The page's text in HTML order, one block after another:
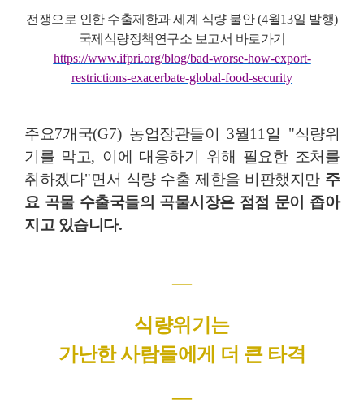
전쟁으로 인한 수출제한과 세계 식량 불안(4월13일 발행)
국제식량정책연구소 보고서 바로가기
https://www.ifpri.org/blog/bad-worse-how-export-
restrictions-exacerbate-global-food-security
주요7개국(G7) 농업장관들이 3월11 일 "식량위
기를 막고, 이에 대응하기 위해 필요한 조처를
취하겠다"면서 식량 수출 제한을 비판했지만 주
요 곡물 수출국들의 곡물시장은 점점 문이 좁아
지고 있습니다.
―
식량위기는
가난한 사람들에게 더 큰 타격
―